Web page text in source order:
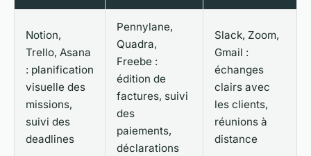
Notion,
Trello, Asana
: planification
visuelle des
missions,
suivi des
deadlines
Pennylane,
Quadra,
Freebe :
édition de
factures, suivi
des
paiements,
déclarations
Slack, Zoom,
Gmail :
échanges
clairs avec
les clients,
réunions à
distance